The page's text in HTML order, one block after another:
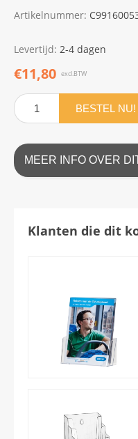
Artikelnummer:
Levertijd: 2-4 dagen
€11,80 excl.BTW
BESTEL NU!
MEER INFO OVER
Klanten die dit